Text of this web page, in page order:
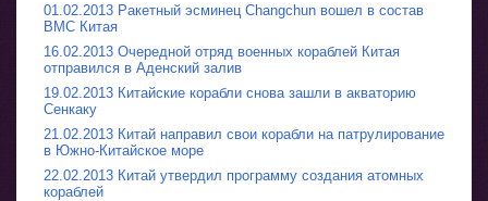
01.02.2013 Ракетный эсминец Changchun вошел в состав
ВМС Китая
16.02.2013 Очередной отряд военных кораблей Китая
отправился в Аденский залив
19.02.2013 Китайские корабли снова зашли в акваторию
Сенкаку
21.02.2013 Китай направил свои корабли на патрулирование
в Южно-Китайское море
22.02.2013 Китай утвердил программу создания атомных
кораблей